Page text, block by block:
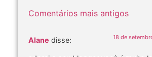
Comentários mais antigos
Alane disse: 18 de